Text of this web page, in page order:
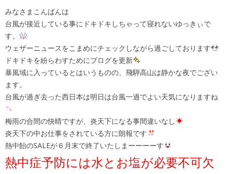
みなさまこんばんは
台風が接近している事にドキドキしちゃって寝れないゆっきぃで
す。
ウェザーニュースをこまめにチェックしながら過ごしております
ドキドキを紛らわすためにブログを更新
暴風域に入っているとはいうものの、飛騨高山は静かな夜でござい
ます。
台風が過ぎ去った西日本は明日は台風一過でよい天気になりますね
梅雨の合間の快晴ですが、炎天下になる事間違いなし
炎天下の中お仕事をされている方に朗報です
熱中飴のSALEが６月末で終了いたしまーーーーす
熱中症予防には水とお塩が必要不可欠